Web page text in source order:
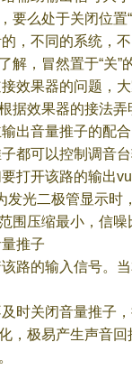
要么处于关闭位置
，不同的系统，
解，冒然置于“关”
效果器的问题，
据效果器的接法
出音量推子的配合
都可以控制调音
打开该路的输出vu
发光二极管显示时
围压缩最小，信噪
推子
路的输入信号。
时关闭音量推子
，极易产生声音